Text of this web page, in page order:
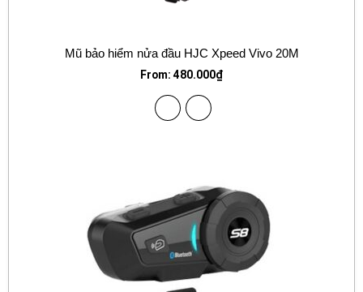
Mũ bảo hiểm nửa đầu HJC Xpeed Vivo 20M
From: 480.000₫